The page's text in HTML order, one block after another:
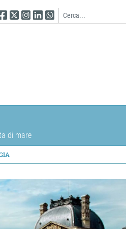
su Facebook
Seguici su Twitter
Seguici su Instagram
Seguici su Linkedin
Seguici su WhatsApp
di mare